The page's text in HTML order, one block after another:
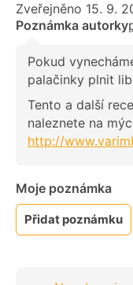
Zveřejněno 15. 9.
Poznámka autorky
Pokud
palačinky plnit
Tento a další
naleznete na
http://
Moje poznámka
Přidat poznámku